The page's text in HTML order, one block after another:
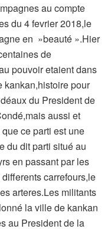
au compte
du 4 fevrier 2018,le
en »beauté ».Hier
de
pouvoir etaient dans
kankan,histoire pour
du President de
aussi et
ce parti est une
du dit parti situé au
en passant par les
carrefours,le
arteres.Les militants
la ville de kankan
au President de la